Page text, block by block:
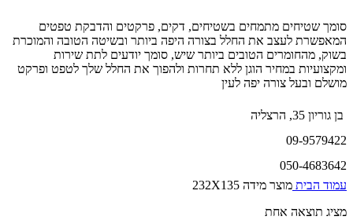
סומך שטיחים מתמחים בשטיחים, דקים, פרקטים והדבקת טפטים
המאפשרת לעצב את החלל בצורה היפה ביותר ובשיטה הטובה והמוכרת
בשוק, מהחומרים הטובים ביותר שיש, סומך יודעים לתת שירות
ומקצועיות במחיר הוגן ללא תחרות ולהפוך את החלל שלך לטפט ופרקט
מושלם ובעל צורה יפה לעין
בן גוריון 35, הרצליה
09-9579422
050-4683642
עמוד הבית מוצר מידה 232X135
מציג תוצאה אחת